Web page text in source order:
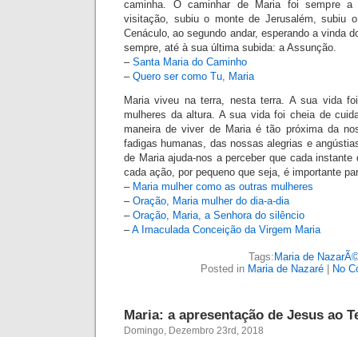
caminha. O caminhar de Maria foi sempre
visitação, subiu o monte de Jerusalém, subiu
Cenáculo‚ ao segundo andar, esperando a vinda
sempre, até à sua última subida: a Assunção.
– Santa Maria do Caminho
– Quero ser como Tu, Maria
Maria viveu na terra, nesta terra. A sua vida
mulheres da altura. A sua vida foi cheia de
maneira de viver de Maria é tão próxima da
fadigas humanas, das nossas alegrias e
de Maria ajuda-nos a perceber que cada
cada ação, por pequeno que seja, é importante
– Maria mulher como as outras mulheres
– Oração, Maria mulher do dia-a-dia
– Oração, Maria, a Senhora do silêncio
–A Imaculada Conceição da Virgem Maria
Tags: Maria de
Posted in Maria de Nazaré| No
Maria: a apresentação de Jesus ao
Domingo, Dezembro 23rd, 2018